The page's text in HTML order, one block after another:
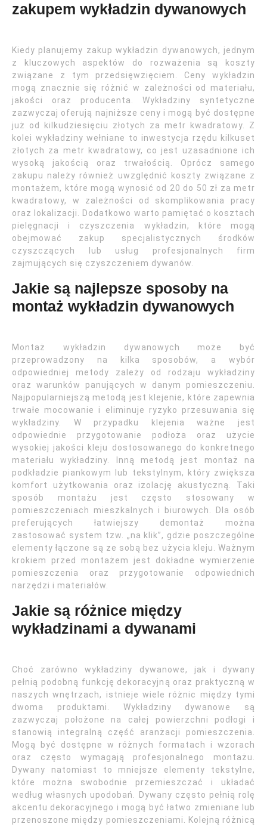
zakupem wykładzin dywanowych
Kiedy planujemy zakup wykładzin dywanowych, jednym
z kluczowych aspektów do rozważenia są koszty
związane z tym przedsięwzięciem. Ceny wykładzin
mogą znacznie się różnić w zależności od materiału,
jakości oraz producenta. Wykładziny syntetyczne
zazwyczaj oferują najniższe ceny i mogą być dostępne
już od kilkudziesięciu złotych za metr kwadratowy. Z
kolei wykładziny wełniane to inwestycja rzędu kilkuset
złotych za metr kwadratowy, co jest uzasadnione ich
wysoką jakością oraz trwałością. Oprócz samego
zakupu należy również uwzględnić koszty związane z
montażem, które mogą wynosić od 20 do 50 zł za metr
kwadratowy, w zależności od skomplikowania pracy
oraz lokalizacji. Dodatkowo warto pamiętać o kosztach
pielęgnacji i czyszczenia wykładzin, które mogą
obejmować zakup specjalistycznych środków
czyszczących lub usług profesjonalnych firm
zajmujących się czyszczeniem dywanów.
Jakie są najlepsze sposoby na
montaż wykładzin dywanowych
Montaż wykładzin dywanowych może być
przeprowadzony na kilka sposobów, a wybór
odpowiedniej metody zależy od rodzaju wykładziny
oraz warunków panujących w danym pomieszczeniu.
Najpopularniejszą metodą jest klejenie, które zapewnia
trwałe mocowanie i eliminuje ryzyko przesuwania się
wykładziny. W przypadku klejenia ważne jest
odpowiednie przygotowanie podłoża oraz użycie
wysokiej jakości kleju dostosowanego do konkretnego
materiału wykładziny. Inną metodą jest montaż na
podkładzie piankowym lub tekstylnym, który zwiększa
komfort użytkowania oraz izolację akustyczną. Taki
sposób montażu jest często stosowany w
pomieszczeniach mieszkalnych i biurowych. Dla osób
preferujących łatwiejszy demontaż można
zastosować system tzw. „na klik”, gdzie poszczególne
elementy łączone są ze sobą bez użycia kleju. Ważnym
krokiem przed montażem jest dokładne wymierzenie
pomieszczenia oraz przygotowanie odpowiednich
narzędzi i materiałów.
Jakie są różnice między
wykładzinami a dywanami
Choć zarówno wykładziny dywanowe, jak i dywany
pełnią podobną funkcję dekoracyjną oraz praktyczną w
naszych wnętrzach, istnieje wiele różnic między tymi
dwoma produktami. Wykładziny dywanowe są
zazwyczaj położone na całej powierzchni podłogi i
stanowią integralną część aranżacji pomieszczenia.
Mogą być dostępne w różnych formatach i wzorach
oraz często wymagają profesjonalnego montażu.
Dywany natomiast to mniejsze elementy tekstylne,
które można swobodnie przemieszczać i układać
według własnych upodobań. Dywany często pełnią rolę
akcentu dekoracyjnego i mogą być łatwo zmieniane lub
przenoszone między pomieszczeniami. Kolejną różnicą